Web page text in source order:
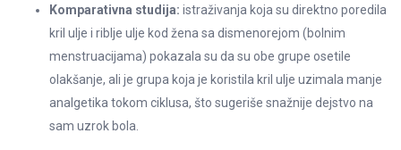
Komparativna studija: istraživanja koja su direktno poredila
kril ulje i riblje ulje kod žena sa dismenorejom (bolnim
menstruacijama) pokazala su da su obe grupe osetile
olakšanje, ali je grupa koja je koristila kril ulje uzimala manje
analgetika tokom ciklusa, što sugeriše snažnije dejstvo na
sam uzrok bola.